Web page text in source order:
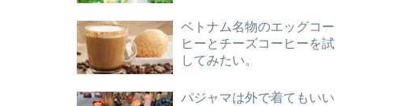
ベトナム名物のエッグコー
ヒーとチーズコーヒーを試
してみたい。
パジャマは外で着てもいい